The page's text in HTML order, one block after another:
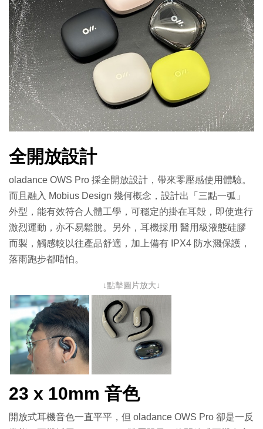
全開放設計
oladance OWS Pro 採全開放設計，帶來零壓感使用體驗。
而且融入 Mobius Design 幾何概念，設計出「三點一弧」
外型，能有效符合人體工學，可穩定的掛在耳殻，即使進行
激烈運動，亦不易鬆脫。另外，耳機採用 醫用級液態硅膠
而製，觸感較以往產品舒適，加上備有 IPX4 防水濺保護，
落雨跑步都唔怕。
↓點擊圖片放大↓
23 x 10mm 音色
開放式耳機音色一直平平，但 oladance OWS Pro 卻是一反